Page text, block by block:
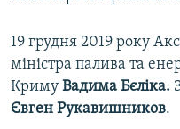
19 грудня 2019 року
міністра палива та
Криму Вадима Бєліка.
Євген Рукавишников.